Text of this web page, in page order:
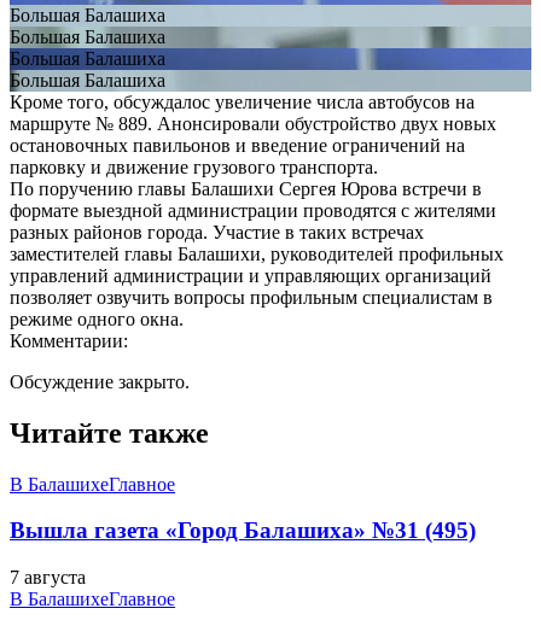
Большая Балашиха
Большая Балашиха
Большая Балашиха
Большая Балашиха
Кроме того, обсуждалос увеличение числа автобусов на
маршруте № 889. Анонсировали обустройство двух новых
остановочных павильонов и введение ограничений на
парковку и движение грузового транспорта.
По поручению главы Балашихи Сергея Юрова встречи в
формате выездной администрации проводятся с жителями
разных районов города. Участие в таких встречах
заместителей главы Балашихи, руководителей профильных
управлений администрации и управляющих организаций
позволяет озвучить вопросы профильным специалистам в
режиме одного окна.
Комментарии:
Обсуждение закрыто.
Читайте также
В БалашихеГлавное
Вышла газета «Город Балашиха» №31 (495)
7 августа
В БалашихеГлавное